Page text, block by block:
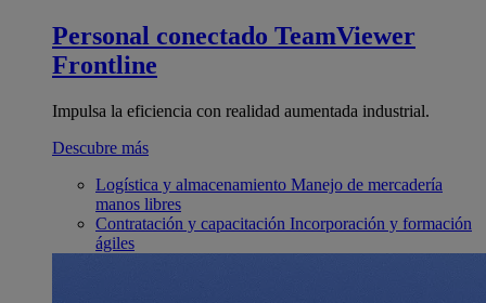
Personal conectado TeamViewer
Frontline
Impulsa la eficiencia con realidad aumentada industrial.
Descubre más
Logística y almacenamiento Manejo de mercadería
manos libres
Contratación y capacitación Incorporación y formación
ágiles